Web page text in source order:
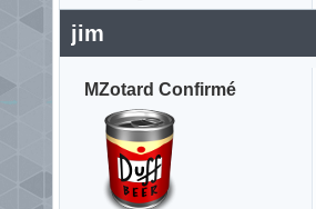
jim
MZotard Confirmé